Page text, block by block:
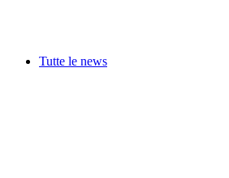
Tutte le news